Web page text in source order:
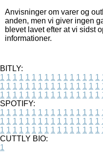
Anvisninger om varer og
anden, men vi giver ingen
blevet lavet efter at vi sidst
informationer.
BITLY:
1 1 1 1 1 1 1 1 1 1 1 1 1 1 1 1
1 1 1 1 1 1 1 1 1 1 1 1 1 1 1 1
1 1 1 1 1 1 1 1 1 1 1 1 1 1 1 1
SPOTIFY:
1 1 1 1 1 1 1 1 1 1 1 1 1 1 1 1
1 1 1 1 1 1 1 1 1 1 1 1 1 1 1 1
1 1 1 1 1 1 1 1 1 1 1 1 1 1 1 1
CUTTLY BIO:
1